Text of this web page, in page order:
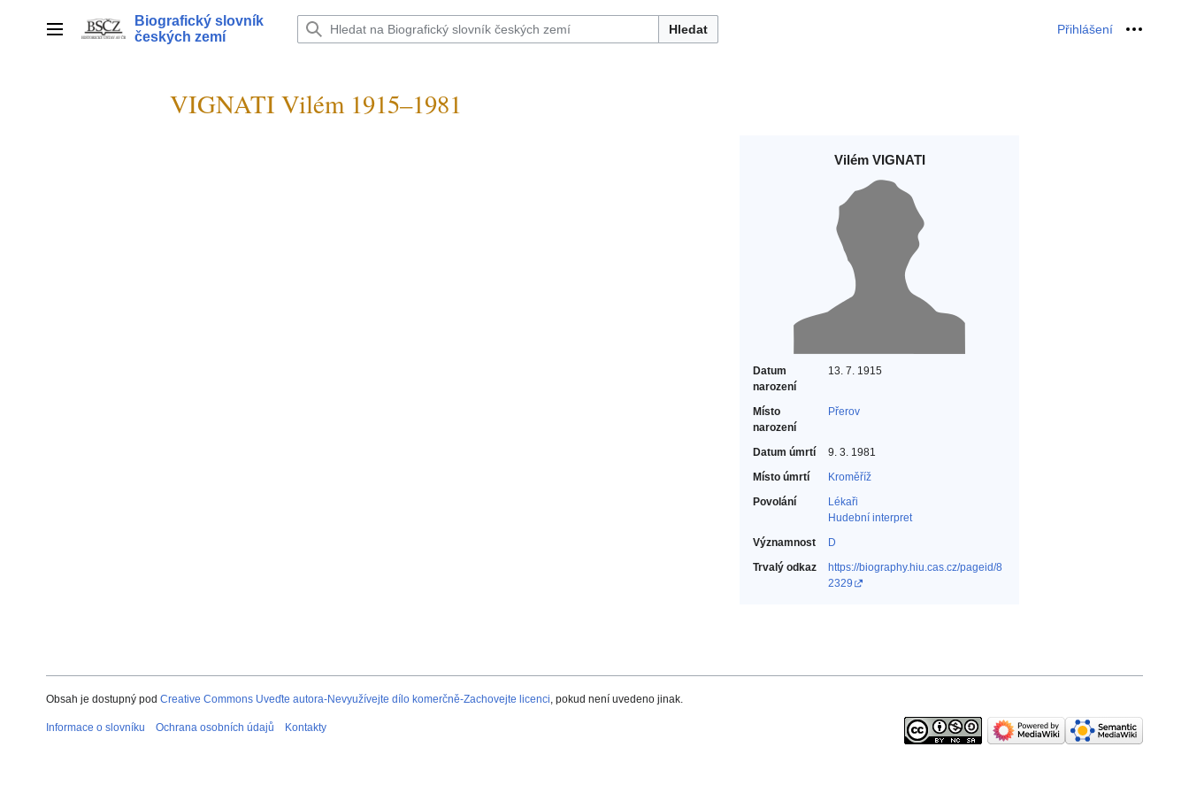
Hlavní menu
Biografický slovník
českých zemí
Hledat Přihlášení Osobní
VIGNATI Vilém 1915–1981
Vilém VIGNATI
Datum
narození
13. 7. 1915
Místo
narození
Přerov
Datum úmrtí
9. 3. 1981
Místo úmrtí
Kroměříž
Povolání
Lékaři‎
Hudební interpret‎
Významnost
D
Trvalý odkaz
https://biography.hiu.cas.cz/pageid/8
2329
Obsah je dostupný pod Creative Commons Uveďte autora-Nevyužívejte dílo komerčně-Zachovejte licenci, pokud není uvedeno jinak.
Informace o slovníku Ochrana osobních údajů Kontakty